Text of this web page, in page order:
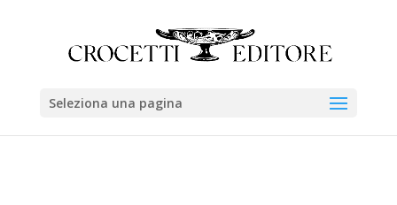
Seleziona una pagina